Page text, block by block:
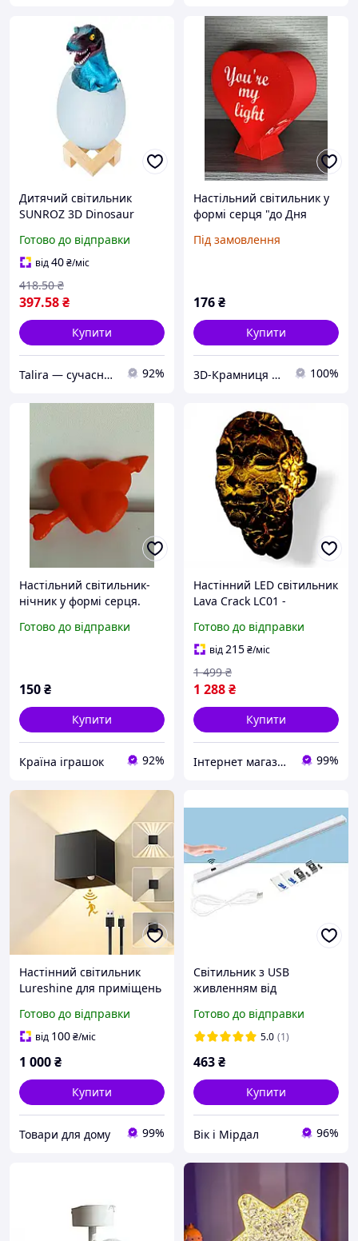
Дитячий світильник
SUNROZ 3D Dinosaur
"Динозаврик у яйці" з
пультом ДУ
Готово до відправки
від40₴/міс
397.58₴
418.50 ₴
Купити
Talira — сучасний онлайн-магазин. Відправка Новою Поштою по Україні. 92%
Настільний світильник у
формі серця "до Дня
Під замовлення
176₴
Купити
3D-Крамниця "Файна Друкарня" 100%
Настільний світильник-
нічник у формі серця.
Готово до відправки
150₴
Купити
Країна іграшок 92%
Настінний LED світильник
Lava Crack LC01 -
обличчя з ефектом
потрісканої текстури
Готово до відправки
від215₴/міс
1 288₴
1 499 ₴
Купити
Інтернет магазин PRIMO 99%
Настінний світильник
Lureshine для приміщень
регульована форма
променя, 3000
Готово до відправки
від 100₴/міс
1 000₴
Купити
Товари для дому 99%
Світильник з USB
живленням від
безконтактним
вимикачем для кухні у
Готово до відправки
5.0 (1)
463₴
Купити
Вік і Мірдал 96%